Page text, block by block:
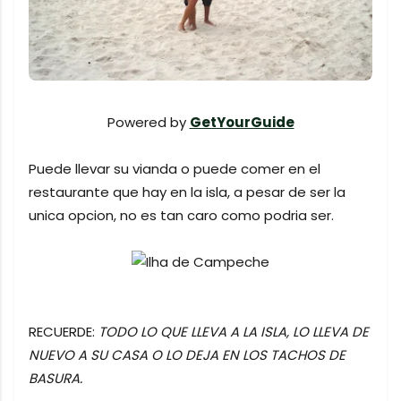
Powered by GetYourGuide
Puede llevar su vianda o puede comer en el
restaurante que hay en la isla, a pesar de ser la
unica opcion, no es tan caro como podria ser.
RECUERDE: TODO LO QUE LLEVA A LA ISLA, LO LLEVA DE
NUEVO A SU CASA O LO DEJA EN LOS TACHOS DE
BASURA.